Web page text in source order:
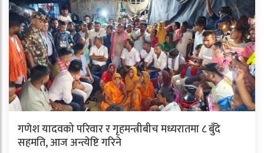
गणेश यादवको परिवार र गृहमन्त्रीबीच मध्यरातमा ८ बुँदे
सहमति, आज अन्त्येष्टि गरिने